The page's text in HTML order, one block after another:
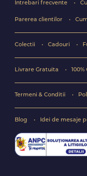
Intrebari frecvente
Parerea clientilor
Colectii Cadouri
Livrare Gratuita
Termeni & Conditii
Blog Idei de mesaje